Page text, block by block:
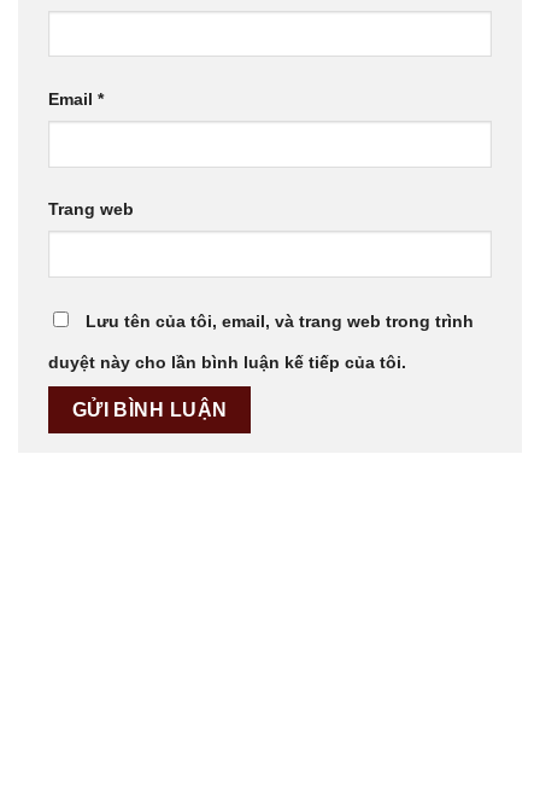
Email *
Trang web
Lưu tên của tôi, email, và trang web trong trình
duyệt này cho lần bình luận kế tiếp của tôi.